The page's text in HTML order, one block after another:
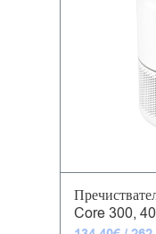
Core 300,